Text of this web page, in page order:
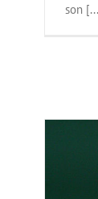
son